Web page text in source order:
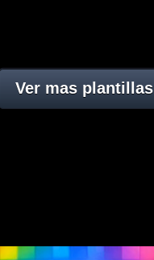
Ver mas plantillas